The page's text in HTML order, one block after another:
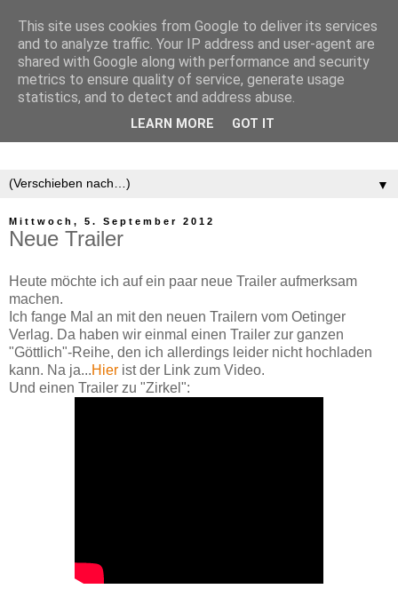
▼
Mittwoch, 5. September 2012
Neue Trailer
Heute möchte ich auf ein paar neue Trailer aufmerksam
machen.
Ich fange Mal an mit den neuen Trailern vom Oetinger
Verlag. Da haben wir einmal einen Trailer zur ganzen
"Göttlich"-Reihe, den ich allerdings leider nicht hochladen
kann. Na ja...Hier ist der Link zum Video.
Und einen Trailer zu "Zirkel":
This site uses cookies from Google to deliver its services
and to analyze traffic. Your IP address and user-agent are
shared with Google along with performance and security
metrics to ensure quality of service, generate usage
statistics, and to detect and address abuse.
LEARN MORE GOT IT